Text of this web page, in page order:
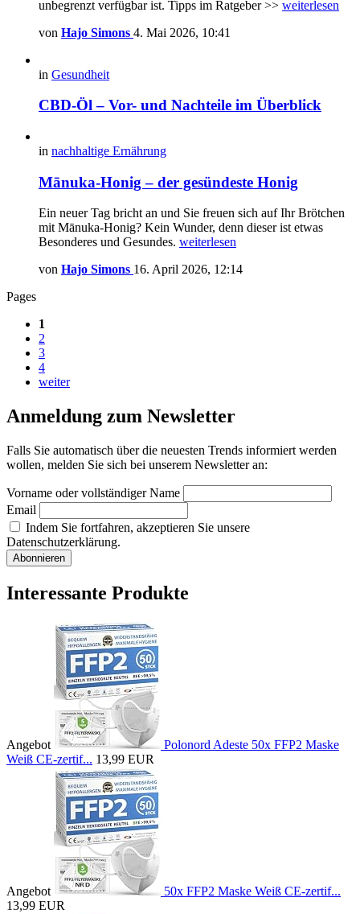
unbegrenzt verfügbar ist. Tipps im Ratgeber >> weiterlesen
von Hajo Simons 4. Mai 2026, 10:41
in Gesundheit
CBD-Öl – Vor- und Nachteile im Überblick
in nachhaltige Ernährung
Mānuka-Honig – der gesündeste Honig
Ein neuer Tag bricht an und Sie freuen sich auf Ihr Brötchen
mit Mānuka-Honig? Kein Wunder, denn dieser ist etwas
Besonderes und Gesundes. weiterlesen
von Hajo Simons 16. April 2026, 12:14
Pages
1
2
3
4
weiter
Anmeldung zum Newsletter
Falls Sie automatisch über die neuesten Trends informiert werden
wollen, melden Sie sich bei unserem Newsletter an:
Vorname oder vollständiger Name
Email
Indem Sie fortfahren, akzeptieren Sie unsere
Datenschutzerklärung.
Interessante Produkte
Angebot
Polonord Adeste 50x FFP2 Maske
Weiß CE-zertif... 13,99 EUR
Angebot
50x FFP2 Maske Weiß CE-zertif...
13,99 EUR